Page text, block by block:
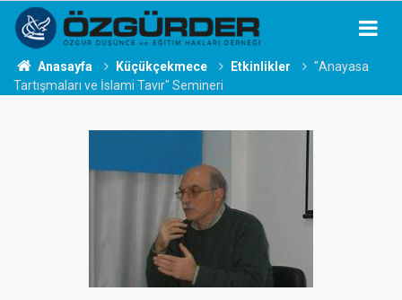
Anasayfa Küçükçekmece Etkinlikler
"Anayasa
Tartışmaları ve İslami Tavır" Semineri